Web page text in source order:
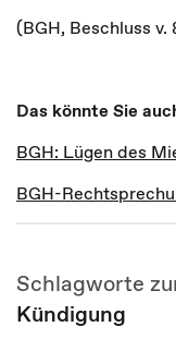
(BGH, Beschluss v.
Das könnte Sie
BGH: Lügen des
BGH-
Schlagworte
Kündigung